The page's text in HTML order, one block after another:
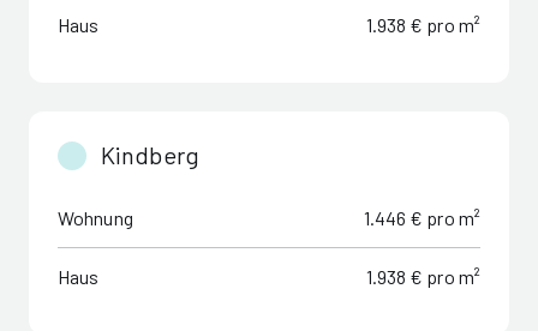
Haus 1.938 € pro m²
Kindberg
Wohnung 1.446 € pro m²
Haus 1.938 € pro m²